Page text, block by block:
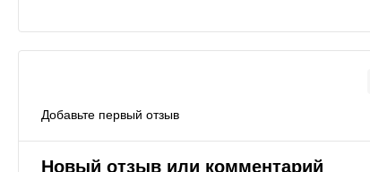
Добавьте первый отзыв
Новый отзыв или комментарий